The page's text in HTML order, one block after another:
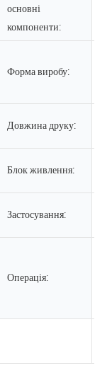
основні
компоненти:
Форма виробу:
Довжина друку:
Блок живлення:
Застосування:
Операція: